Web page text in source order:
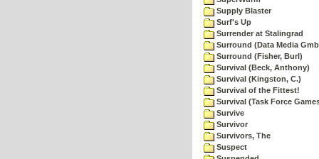
Supply Blaster
Surf's Up
Surrender at Stalingrad
Surround (Data Media
Surround (Fisher, Burl)
Survival (Beck, Anthony)
Survival (Kingston, C.)
Survival of the Fittest!
Survival (Task Force
Survive
Survivor
Survivors, The
Suspect